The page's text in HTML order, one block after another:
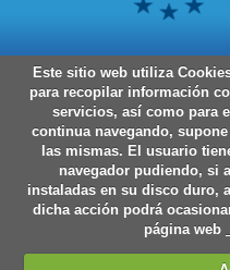
Este sitio web utiliza
para recopilar información
servicios, así como para
continua navegando,
las mismas. El usuario
navegador pudiendo, si
instaladas en su disco duro,
dicha acción podrá
página web